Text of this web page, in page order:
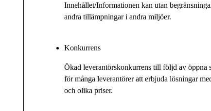
Innehållet/Informationen kan utan
andra tillämpningar i andra miljöer.
Konkurrens
Ökad leverantörskonkurrens till följd av öppna
för många leverantörer att erbjuda lösningar
och olika priser.